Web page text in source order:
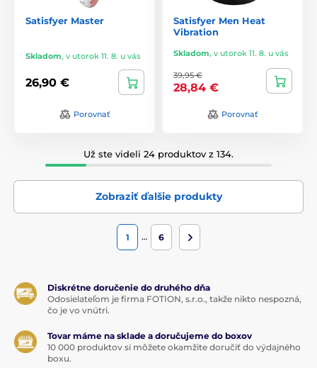
Satisfyer Master
Skladom, v utorok 11. 8. u vás
26,90 €
Porovnať
Satisfyer Men Heat
Vibration
Skladom, v utorok 11. 8. u vás
39,95 €
28,84 €
Porovnať
Už ste videli 24 produktov z 134.
Zobraziť ďalšie produkty
1 … 6
Diskrétne doručenie do druhého dňa
Odosielateľom je firma FOTION, s.r.o., takže nikto nespozná,
čo je vo vnútri.
Tovar máme na sklade a doručujeme do boxov
10 000 produktov si môžete okamžite doručiť do výdajného
boxu.